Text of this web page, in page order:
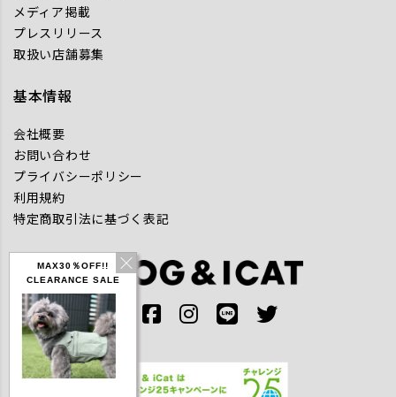
MAX30％OFF!!
CLEARANCE SALE
IDOG ICE HOLD ネ
メディア掲載
プレスリリース
取扱い店舗募集
基本情報
会社概要
お問い合わせ
プライバシーポリシー
利用規約
特定商取引法に基づく表記